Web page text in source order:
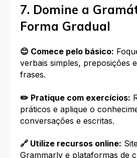
7. Domine a
Forma Gradual
😊 Comece pelo básico:
verbais simples, preposições
frases.
✏️ Pratique com exercícios:
práticos e aplique o
conversações e escritas.
🔗 Utilize recursos online:
Grammarly e plataformas de